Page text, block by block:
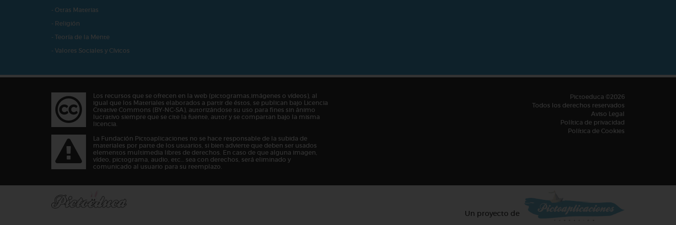
- Otras Materias
- Religión
- Teoría de la Mente
- Valores Sociales y Cívicos
Los recursos que se ofrecen en la web (pictogramas,imágenes o vídeos), al
igual que los Materiales elaborados a partir de éstos, se publican bajo Licencia
Creative Commons (BY-NC-SA), autorizándose su uso para fines sin ánimo
lucrativo siempre que se cite la fuente, autor y se compartan bajo la misma
licencia.
La Fundación Pictoaplicaciones no se hace responsable de la subida de
materiales por parte de los usuarios, si bien advierte que deben ser usados
elementos multimedia libres de derechos. En caso de que alguna imagen,
vídeo, pictograma, audio, etc… sea con derechos, será eliminado y
comunicado al usuario para su reemplazo.
Pictoeduca ©2026
Todos los derechos reservados
Aviso Legal
Política de privacidad
Política de Cookies
Un proyecto de